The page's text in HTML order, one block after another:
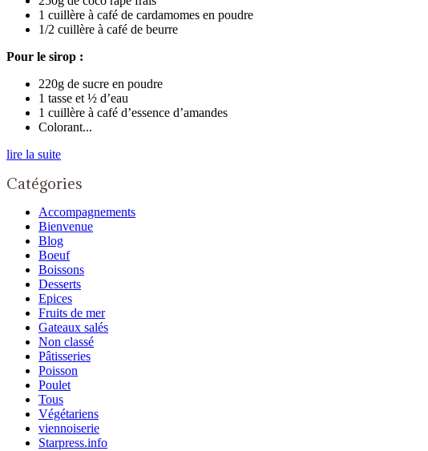
1 cuillère à café de cardamomes en poudre
1/2 cuillère à café de beurre
Pour le sirop :
220g de sucre en poudre
1 tasse et ½ d’eau
1 cuillère à café d’essence d’amandes
Colorant...
lire la suite
Catégories
Accompagnements
Bienvenue
Blog
Boeuf
Boissons
Desserts
Epices
Fruits de mer
Gateaux salés
Non classé
Pâtisseries
Poisson
Poulet
Tous
Végétariens
viennoiserie
Starpress.info